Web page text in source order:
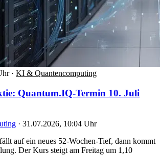
· KI & Quantencomputing
Quantum.IQ-Termin 10. Juli
· 31.07.2026, 10:04 Uhr
auf ein neues 52-Wochen-Tief, dann kommt
Der Kurs steigt am Freitag um 1,10